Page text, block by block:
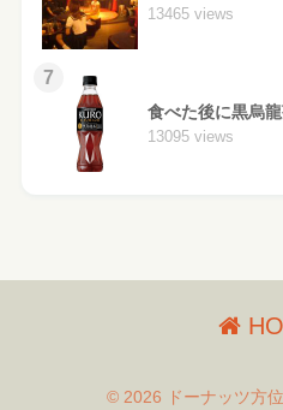
13465 views
7
食べた後に黒烏
13095 views
© 2026 ドーナッツ方